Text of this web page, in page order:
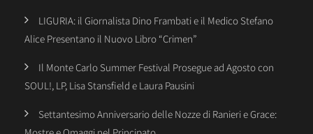
LIGURIA: il Giornalista Dino Frambati e il Medico Stefano
Alice Presentano il Nuovo Libro “Crimen”
Il Monte Carlo Summer Festival Prosegue ad Agosto con
SOUL!, LP, Lisa Stansfield e Laura Pausini
Settantesimo Anniversario delle Nozze di Ranieri e Grace: